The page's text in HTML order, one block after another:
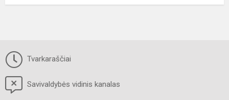
Tvarkaraščiai
Savivaldybės vidinis kanalas